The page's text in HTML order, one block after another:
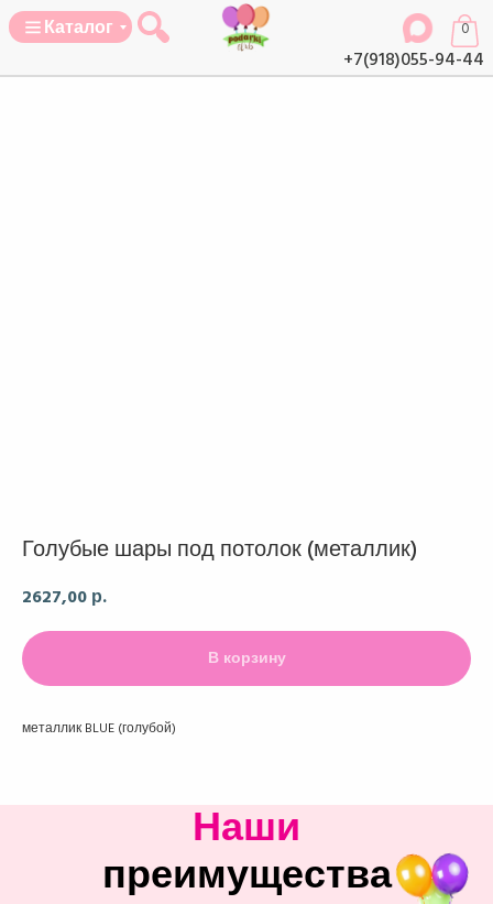
+7(918)055-94-44
0
Каталог
Голубые шары под потолок (металлик)
2627,00 р.
В корзину
металлик BLUE (голубой)
Наши
преимущества